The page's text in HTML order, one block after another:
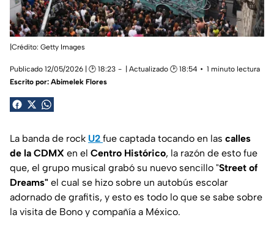
|Crédito: Getty Images
Publicado 12/05/2026 | 🕑 18:23 | Actualizado 🕑 18:54
1 minuto lectura
Escrito por: Abimelek Flores
La banda de rock U2 fue captada tocando en las calles
de la CDMX en el Centro Histórico, la razón de esto fue
que, el grupo musical grabó su nuevo sencillo "Street of
Dreams" el cual se hizo sobre un autobús escolar
adornado de grafitis, y esto es todo lo que se sabe sobre
la visita de Bono y compañía a México.